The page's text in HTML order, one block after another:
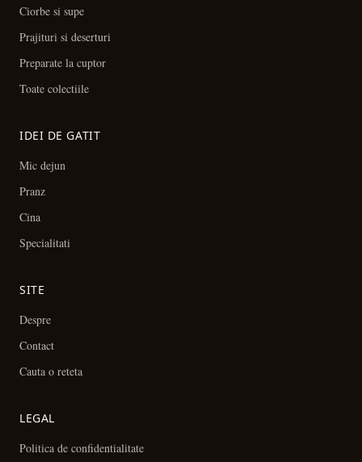
Ciorbe si supe
Prajituri si deserturi
Preparate la cuptor
Toate colectiile
IDEI DE GATIT
Mic dejun
Pranz
Cina
Specialitati
SITE
Despre
Contact
Cauta o reteta
LEGAL
Politica de confidentialitate